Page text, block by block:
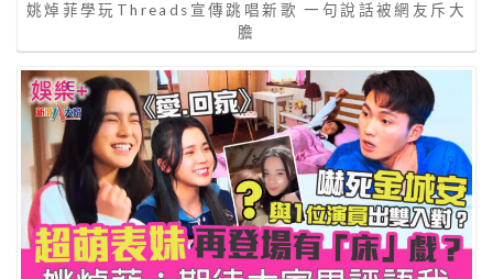
姚焯菲學玩Threads宣傳跳唱新歌 一句說話被網友斥大
膽